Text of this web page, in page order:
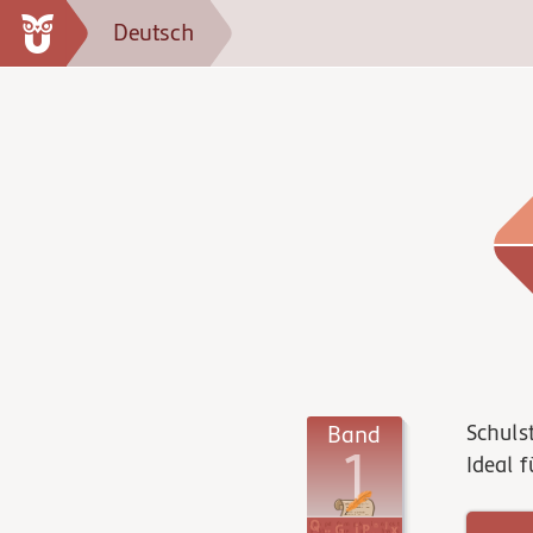
Deutsch
Band
1
Ideal